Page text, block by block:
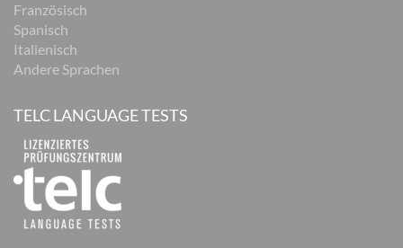
Französisch
Spanisch
Italienisch
Andere Sprachen
TELC LANGUAGE TESTS